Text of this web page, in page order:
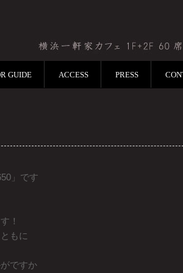
GUIDE ACCESS PRESS
」です
！
もに
ですか